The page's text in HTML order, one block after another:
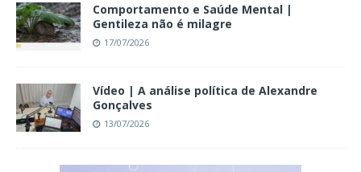
Comportamento e Saúde Mental |
Gentileza não é milagre
17/07/2026
Vídeo | A análise política de Alexandre
Gonçalves
13/07/2026